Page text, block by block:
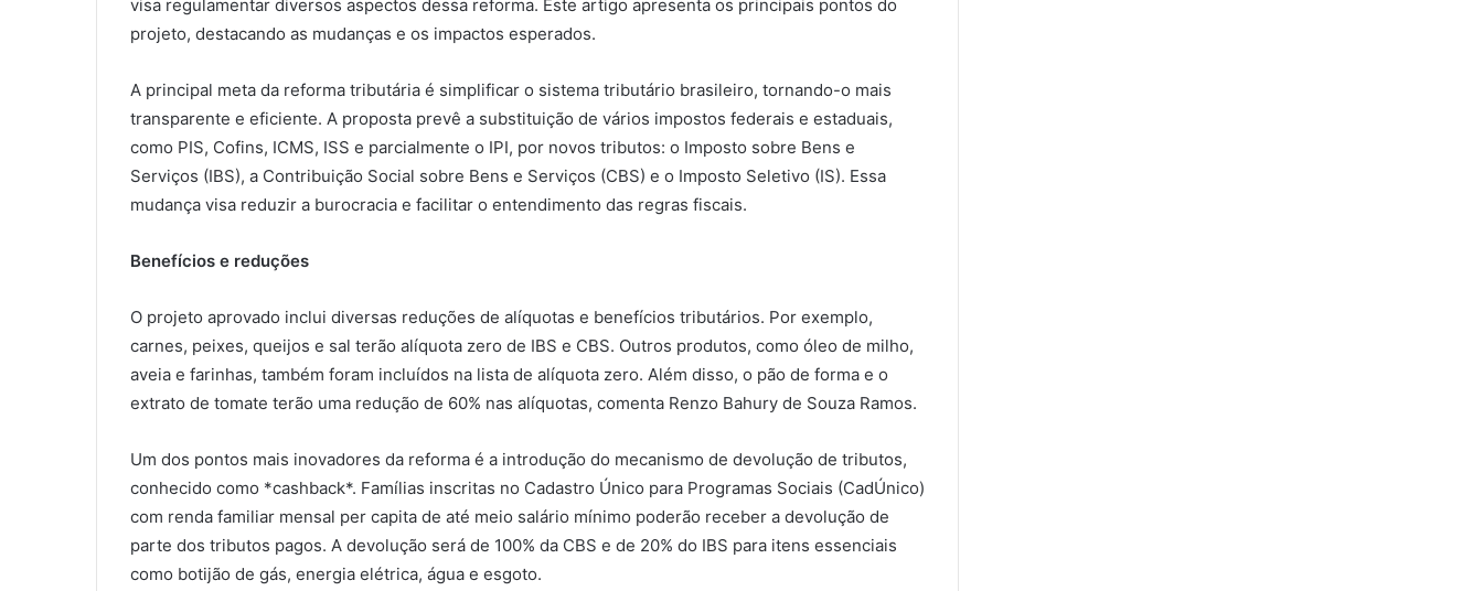
visa regulamentar diversos aspectos dessa reforma. Este artigo apresenta os principais pontos do
projeto, destacando as mudanças e os impactos esperados.
A principal meta da reforma tributária é simplificar o sistema tributário brasileiro, tornando-o mais
transparente e eficiente. A proposta prevê a substituição de vários impostos federais e estaduais,
como PIS, Cofins, ICMS, ISS e parcialmente o IPI, por novos tributos: o Imposto sobre Bens e
Serviços (IBS), a Contribuição Social sobre Bens e Serviços (CBS) e o Imposto Seletivo (IS). Essa
mudança visa reduzir a burocracia e facilitar o entendimento das regras fiscais.
Benefícios e reduções
O projeto aprovado inclui diversas reduções de alíquotas e benefícios tributários. Por exemplo,
carnes, peixes, queijos e sal terão alíquota zero de IBS e CBS. Outros produtos, como óleo de milho,
aveia e farinhas, também foram incluídos na lista de alíquota zero. Além disso, o pão de forma e o
extrato de tomate terão uma redução de 60% nas alíquotas, comenta Renzo Bahury de Souza Ramos.
Um dos pontos mais inovadores da reforma é a introdução do mecanismo de devolução de tributos,
conhecido como *cashback*. Famílias inscritas no Cadastro Único para Programas Sociais (CadÚnico)
com renda familiar mensal per capita de até meio salário mínimo poderão receber a devolução de
parte dos tributos pagos. A devolução será de 100% da CBS e de 20% do IBS para itens essenciais
como botijão de gás, energia elétrica, água e esgoto.